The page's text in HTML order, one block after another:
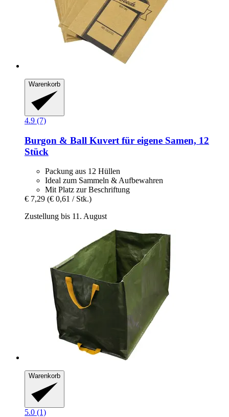
Warenkorb
4.9 (7)
Burgon & Ball Kuvert für eigene Samen, 12
Stück
Packung aus 12 Hüllen
Ideal zum Sammeln & Aufbewahren
Mit Platz zur Beschriftung
€ 7,29 (€ 0,61 / Stk.)
Zustellung bis 11. August
Warenkorb
5.0 (1)